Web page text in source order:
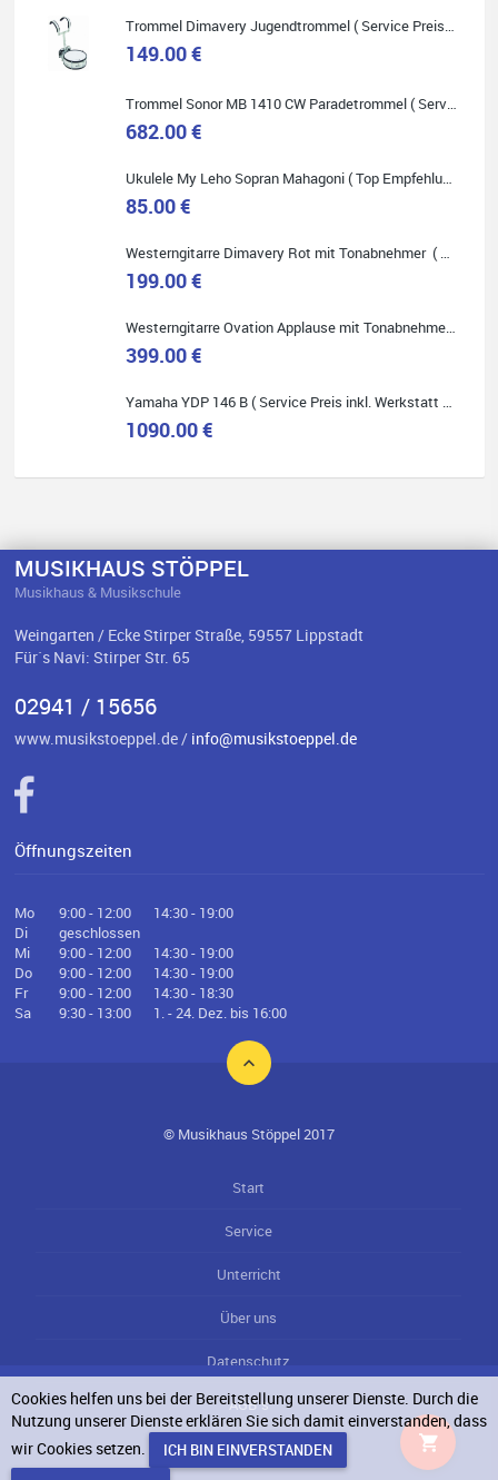
Quelle: Google-Rezension
Klein...aber fein!
Trommel Dimavery Jugendtrommel ( Service Preis inkl. Werkstatt Service )
149.00 €
Trommel Sonor MB 1410 CW Paradetrommel ( Service Preis inkl. Werkstatt Service )
682.00 €
Ukulele My Leho Sopran Mahagoni ( Top Empfehlung ! )
85.00 €
Westerngitarre Dimavery Rot mit Tonabnehmer ( Service Preis inkl. Werkstatt Service )
199.00 €
Westerngitarre Ovation Applause mit Tonabnehmer ( Service Preis inkl. Werkstatt Service )
399.00 €
Yamaha YDP 146 B ( Service Preis inkl. Werkstatt Service )
1090.00 €
MUSIKHAUS STÖPPEL
Musikhaus & Musikschule
Weingarten / Ecke Stirper Straße, 59557 Lippstadt
Für`s Navi: Stirper Str. 65
02941 / 15656
www.musikstoeppel.de / info@musikstoeppel.de
Öffnungszeiten
Mo 9:00 - 12:00
14:30 - 19:00
Di
geschlossen
Mi
9:00 - 12:00
14:30 - 19:00
Do
9:00 - 12:00
14:30 - 19:00
Fr
9:00 - 12:00
14:30 - 18:30
Sa
9:30 - 13:00 1. - 24. Dez. bis 16:00
© Musikhaus Stöppel 2017
Start
Service
Unterricht
Über uns
Datenschutz
AGB`s
Impressum
Cookies helfen uns bei der Bereitstellung unserer Dienste. Durch die
Nutzung unserer Dienste erklären Sie sich damit einverstanden, dass
wir Cookies setzen.